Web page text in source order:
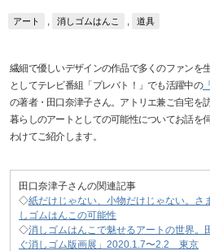
アート 消しゴムはんこ 道具
繊細で優しいデザインの作品で多くのファンを
としてテレビ番組「プレバト！」でも活躍中の
の著者・田口奈津子さん。アトリエ兼ご自宅を
暮らしのアートとしての可能性についてお話を
わけてご紹介します。
田口奈津子さんの関連記事
◇紙だけじゃない、小物だけじゃない。さ
しゴムはんこの可能性
◇消しゴムはんこで魅せるアートの世界。
ぐ消しゴム版画展」2020.1.7〜2.2 東京